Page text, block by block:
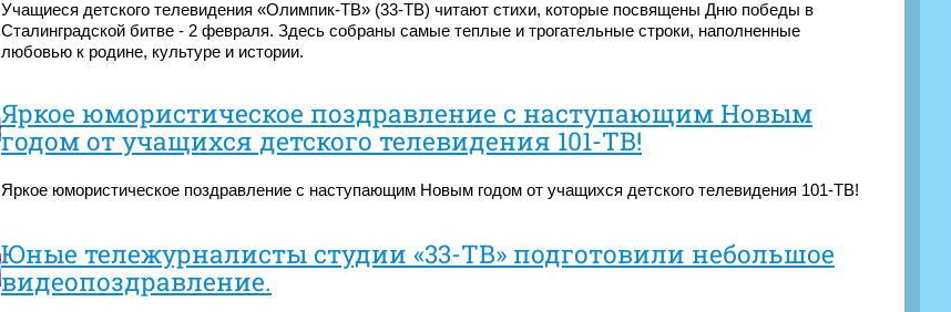
Учащиеся детского телевидения «Олимпик-ТВ» (33-ТВ) читают стихи, которые посвящены Дню победы в
Сталинградской битве - 2 февраля. Здесь собраны самые теплые и трогательные строки, наполненные
любовью к родине, культуре и истории.
Яркое юмористическое поздравление с наступающим Новым
годом от учащихся детского телевидения 101-ТВ!
Яркое юмористическое поздравление с наступающим Новым годом от учащихся детского телевидения 101-ТВ!
Юные тележурналисты студии «33-ТВ» подготовили небольшое
видеопоздравление.